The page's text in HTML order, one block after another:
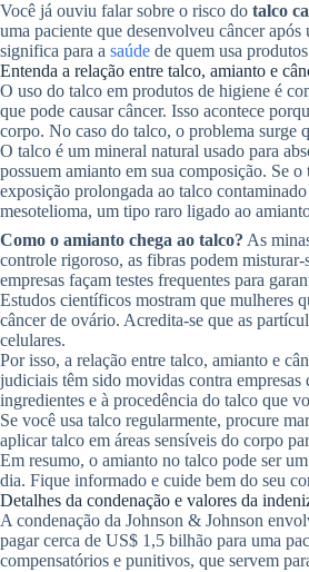
Você já ouviu falar sobre o risco do talco
uma paciente que desenvolveu câncer
significa para a saúde de quem usa
Entenda a relação entre talco, amianto e
O uso do talco em produtos de higiene é
que pode causar câncer. Isso acontece
corpo. No caso do talco, o problema surge
O talco é um mineral natural usado para
possuem amianto em sua composição. Se
exposição prolongada ao talco
mesotelioma, um tipo raro ligado ao
Como o amianto chega ao talco? As
controle rigoroso, as fibras podem misturar-
empresas façam testes frequentes para
Estudos científicos mostram que mulheres
câncer de ovário. Acredita-se que as
celulares.
Por isso, a relação entre talco, amianto e
judiciais têm sido movidas contra
ingredientes e à procedência do talco que
Se você usa talco regularmente, procure
aplicar talco em áreas sensíveis do corpo
Em resumo, o amianto no talco pode ser
dia. Fique informado e cuide bem do seu
Detalhes da condenação e valores da
A condenação da Johnson & Johnson
pagar cerca de US$ 1,5 bilhão para uma
compensatórios e punitivos, que servem